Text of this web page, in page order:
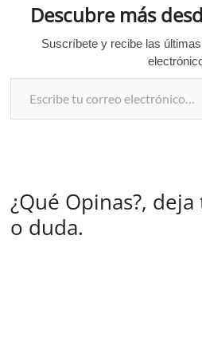
Descubre más
Suscríbete y recibe las
Escribe tu correo electrónico…
¿Qué Opinas?,
o duda.